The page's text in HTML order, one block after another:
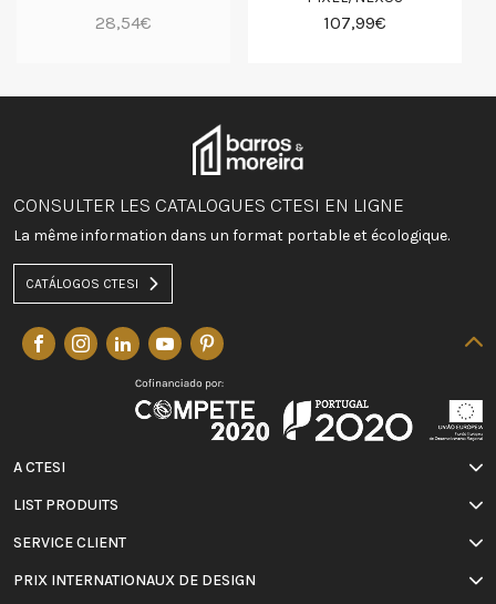
28,54€ 107,99€
CONSULTER LES CATALOGUES CTESI EN LIGNE
La même information dans un format portable et écologique.
CATÁLOGOS CTESI
A CTESI
LIST PRODUITS
SERVICE CLIENT
PRIX INTERNATIONAUX DE DESIGN